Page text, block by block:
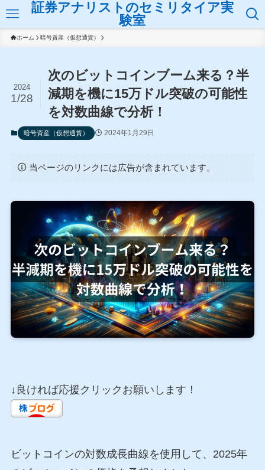
証券アナリストのセミリタイア実
験室
ホーム 暗号資産（仮想通貨）
次のビットコインブーム来る？半
減期を機に15万ドル突破の可能性
を対数曲線で分析！
2024
1/28
暗号資産（仮想通貨） 2024年1月29日
当ページのリンクには広告が含まれています。
↓良ければ応援クリックお願いします！
ビットコインの対数成長曲線を使用して、2025年